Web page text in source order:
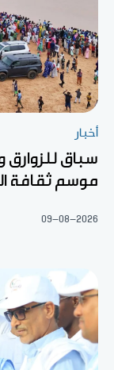
أخبار
سباق
موسم ثقافة
09-08-2026